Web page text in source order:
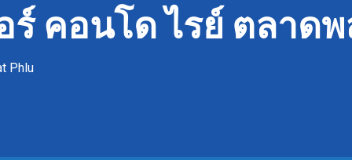
ร์ คอนโด ไรย์ ตลาดพ
Phlu